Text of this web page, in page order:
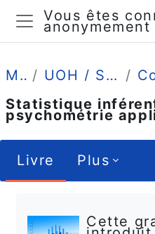
Passer au contenu
Panneau latéral
Vous êtes
anonymement
Mes cours UOH / Statistique et Psychométrie en L2
Statistique
psychométrie
Livre Plus
Cette